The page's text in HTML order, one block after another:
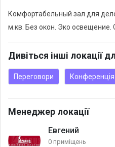
Комфортабельный зал для
м.кв. Без окон. Эко освещение.
Дивіться інші локації
Переговори Конференція
Менеджер локації
Евгений
0 приміщень